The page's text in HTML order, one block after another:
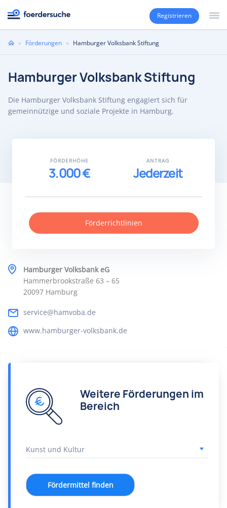
Registrieren
Sie» Förderungen » Hamburger Volksbank Stiftung
Hamburger Volksbank Stiftung
Die Hamburger Volksbank Stiftung engagiert sich für
gemeinnützige und soziale Projekte in Hamburg.
Hamburger Volksbank eG
Hammerbrookstraße 63 – 65
20097 Hamburg
service@hamvoba.de
www.hamburger-volksbank.de
FÖRDERHÖHE
3.000 €
ANTRAG
Jederzeit
Förderrichtlinien
Weitere Förderungen im
Bereich
Fördermittel finden